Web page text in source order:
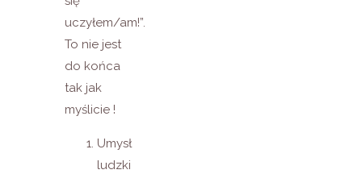
uczyłem/am!”.
To nie jest
do końca
tak jak
myślicie !
Umysł
ludzki